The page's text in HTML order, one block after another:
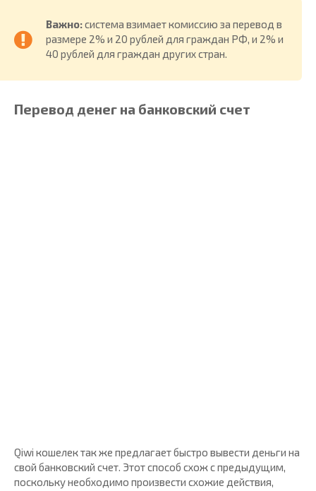
Важно:система взимает комиссию за перевод в
размере 2% и 20 рублей для граждан РФ, и 2% и
40 рублей для граждан других стран.
Перевод денег на банковский счет
Qiwi кошелек так же предлагает быстро вывести деньги на
свой банковский счет. Этот способ схож с предыдущим,
поскольку необходимо произвести схожие действия,